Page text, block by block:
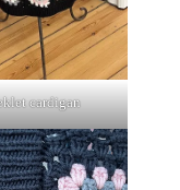
cardigan